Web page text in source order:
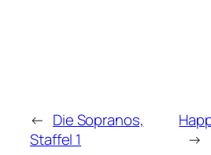
← Die Sopranos,
Staffel 1
→